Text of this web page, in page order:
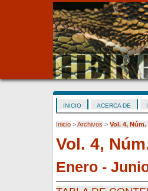
INICIO ACERCA DE
Inicio >Archivos > Vol. 4, Núm.
Vol. 4,
Enero -